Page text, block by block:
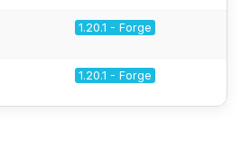
1.20.1 - Forge
1.20.1 - Forge